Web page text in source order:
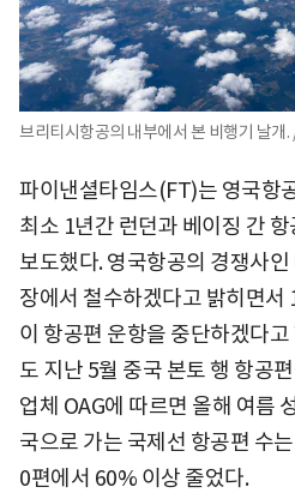
브리티시항공의 내부에서 본 비행기 날개.
파이낸셜타임스(FT)는 영국항
최소 1년간 런던과 베이징 간
보도했다. 영국항공의 경쟁사인
장에서 철수하겠다고 밝히면
이 항공편 운항을 중단하겠다
도 지난 5월 중국 본토 행 항공
업체 OAG에 따르면 올해 여름
국으로 가는 국제선 항공편 수
0편에서 60% 이상 줄었다.